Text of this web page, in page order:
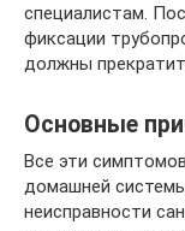
специалистам.
фиксации
должны
Основные
Все эти
домашней
неисправности